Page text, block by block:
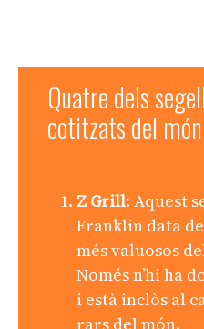
Quatre dels
cotitzats del món
Z Grill: Aquest
Franklin data
més valuosos
Només n’hi ha
i està inclòs al
rars del món.